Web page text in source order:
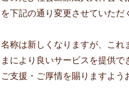
を下記の通り変更させていただ
名称は新しくなりますが、これ
まにより良いサービスを提供
ご支援・ご厚情を賜りますよう